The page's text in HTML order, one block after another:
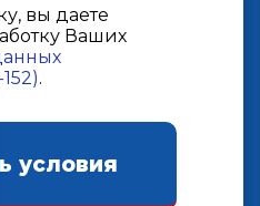
вы даете
Ваших
.